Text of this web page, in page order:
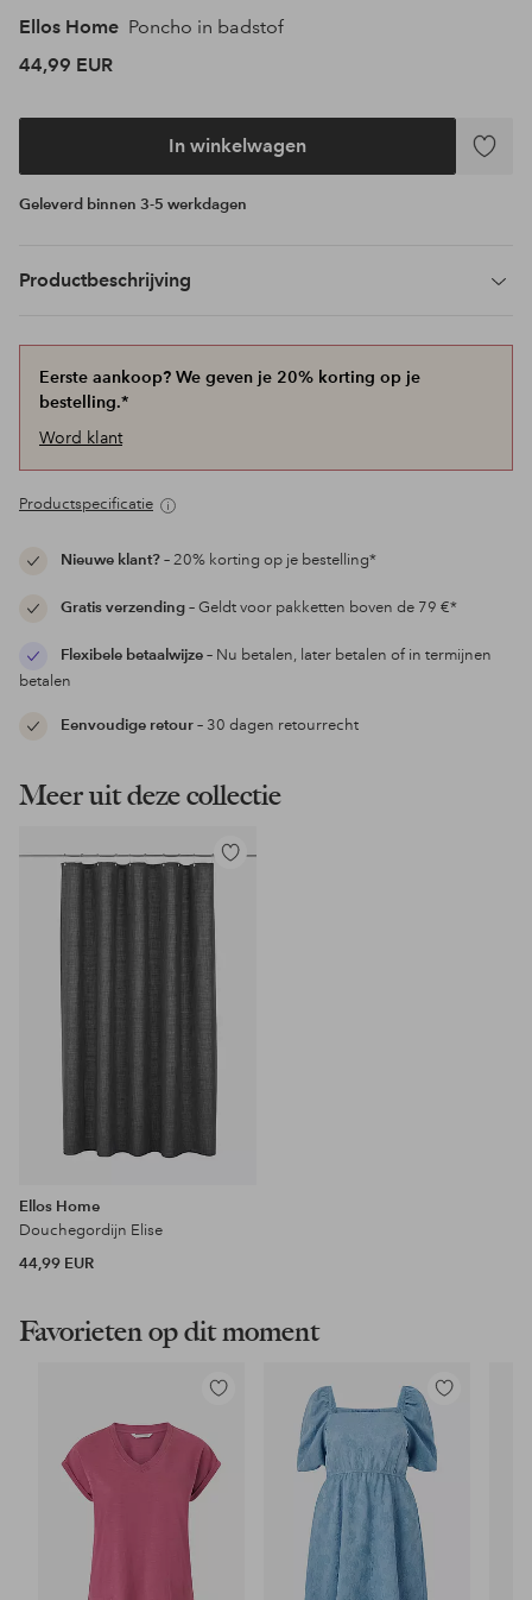
Ellos Home Poncho in badstof
44,99 EUR
In winkelwagen
Geleverd binnen 3-5 werkdagen
Productbeschrijving
Eerste aankoop? We geven je 20% korting op je
bestelling.*
Word klant
Productspecificatie
Nieuwe klant?– 20% korting op je bestelling*
Gratis verzending– Geldt voor pakketten boven de 79 €*
Flexibele betaalwijze– Nu betalen, later betalen of in termijnen
betalen
Eenvoudige retour– 30 dagen retourrecht
Meer uit deze collectie
Toevoegen
favorieten
Ellos Home
Douchegordijn Elise
44,99 EUR
Favorieten op dit moment
Toevoegen
favorieten
Toevoegen
aan
favorieten